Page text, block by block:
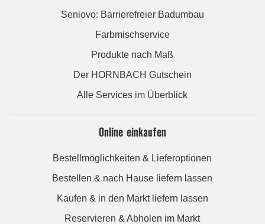
Seniovo: Barrierefreier Badumbau
Farbmischservice
Produkte nach Maß
Der HORNBACH Gutschein
Alle Services im Überblick
Online einkaufen
Bestellmöglichkeiten & Lieferoptionen
Bestellen & nach Hause liefern lassen
Kaufen & in den Markt liefern lassen
Reservieren & Abholen im Markt